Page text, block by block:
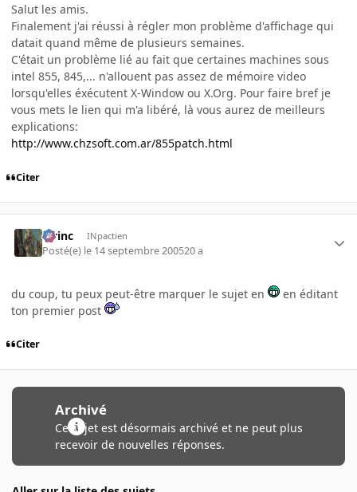
Salut les amis.
Finalement j'ai réussi à régler mon problème d'affichage qui
datait quand même de plusieurs semaines.
C'était un problème lié au fait que certaines machines sous
intel 855, 845,... n'allouent pas assez de mémoire video
lorsqu'elles éxécutent X-Window ou X.Org. Pour faire bref je
vous mets le lien qui m'a libéré, là vous aurez de meilleurs
explications:
http://www.chzsoft.com.ar/855patch.html
Citer
lorinc INpactien
Posté(e) le 14 septembre 200520 a
du coup, tu peux peut-être marquer le sujet en
en éditant
ton premier post
Citer
Archivé
Ce sujet est désormais archivé et ne peut plus
recevoir de nouvelles réponses.